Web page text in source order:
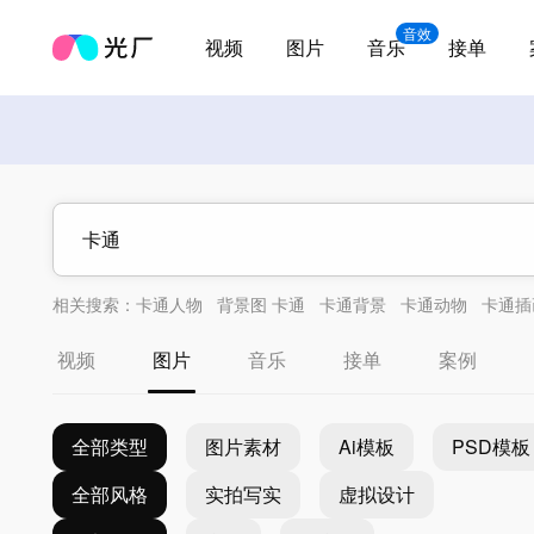
视频 图片
音效
音乐 接单
相关搜索： 卡通人物 背景图 卡通 卡通背景 卡通动物 卡通
视频 图片 音乐 接单 案例
全部类型 图片素材 Ai模板
PSD模板
全部风格
实拍写实
虚拟设计